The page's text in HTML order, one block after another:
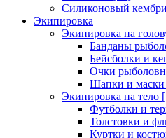
Силиконовый
Экипировка
Экипировка на
Банданы
Бейсболки и
Очки
Шапки и маски
Экипировка на тело
Футболки и
Толстовки и
Куртки и